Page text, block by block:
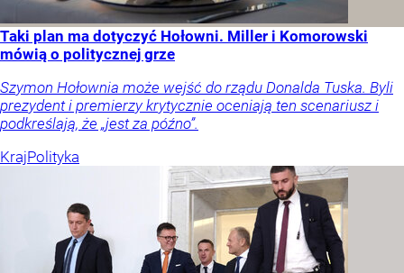
Taki plan ma dotyczyć Hołowni. Miller i Komorowski
mówią o politycznej grze
Szymon Hołownia może wejść do rządu Donalda Tuska. Byli
prezydent i premierzy krytycznie oceniają ten scenariusz i
podkreślają, że „jest za późno”.
KrajPolityka